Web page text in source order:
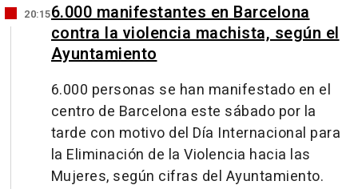
20:156.000 manifestantes en Barcelona
contra la violencia machista, según el
Ayuntamiento
6.000 personas se han manifestado en el
centro de Barcelona este sábado por la
tarde con motivo del Día Internacional para
la Eliminación de la Violencia hacia las
Mujeres, según cifras del Ayuntamiento.